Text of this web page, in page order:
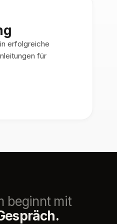
erfolgreiche
für
beginnt mit